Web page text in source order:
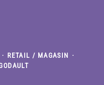
· RETAIL / MAGASIN
·